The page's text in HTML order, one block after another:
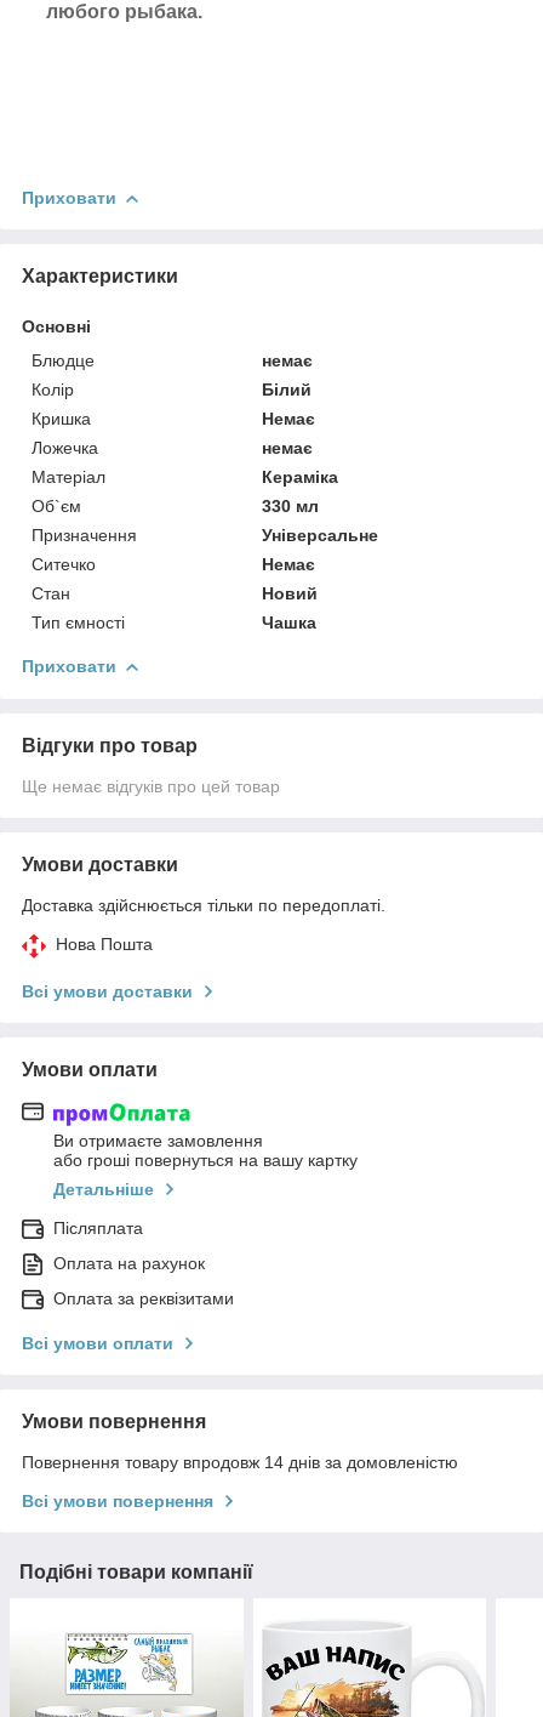
любого рыбака.
Приховати
Характеристики
Основні
Блюдце
немає
Колір
Білий
Кришка
Немає
Ложечка
немає
Матеріал
Кераміка
Об`єм
330 мл
Призначення
Універсальне
Ситечко
Немає
Стан
Новий
Тип ємності
Чашка
Приховати
Відгуки про товар
Ще немає відгуків про цей товар
Умови доставки
Доставка здійснюється тільки по передоплаті.
Нова Пошта
Всі умови доставки
Умови оплати
Ви отримаєте замовлення
або гроші повернуться на вашу картку
Детальніше
Післяплата
Оплата на рахунок
Оплата за реквізитами
Всі умови оплати
Умови повернення
Повернення товару впродовж 14 днів за домовленістю
Всі умови повернення
Подібні товари компанії